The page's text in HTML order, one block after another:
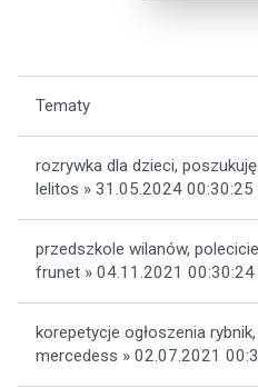
Tematy
rozrywka dla dzieci,
lelitos » 31.05.2024 00:30:25
przedszkole wilanów,
frunet » 04.11.2021 00:30:24
korepetycje ogłoszenia
mercedess » 02.07.2021